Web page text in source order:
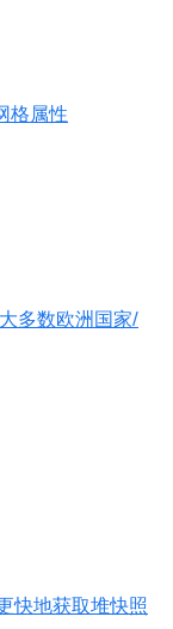
格属性
多数欧洲国家/
快地获取堆快照